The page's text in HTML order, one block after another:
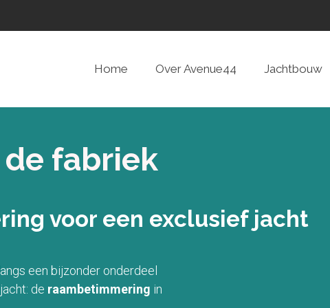
Home Over Avenue44 Jachtbouw
de fabriek
voor een exclusief jacht
een bijzonder onderdeel
de raambetimmering in